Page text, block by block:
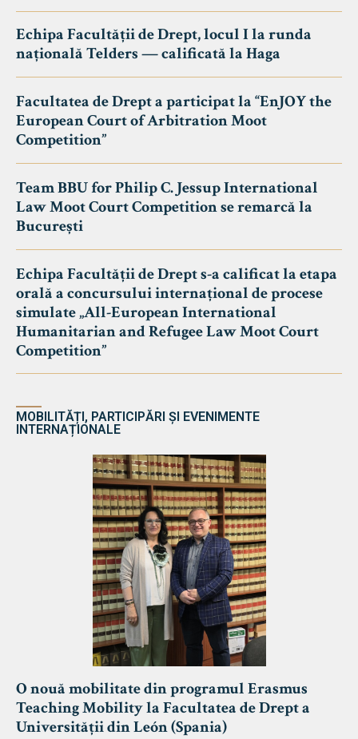
Echipa Facultății de Drept, locul I la runda
națională Telders — calificată la Haga
Facultatea de Drept a participat la “EnJOY the
European Court of Arbitration Moot
Competition”
Team BBU for Philip C. Jessup International
Law Moot Court Competition se remarcă la
București
Echipa Facultății de Drept s-a calificat la etapa
orală a concursului internațional de procese
simulate „All-European International
Humanitarian and Refugee Law Moot Court
Competition”
MOBILITĂȚI, PARTICIPĂRI ȘI EVENIMENTE
INTERNAȚIONALE
O nouă mobilitate din programul Erasmus
Teaching Mobility la Facultatea de Drept a
Universității din León (Spania)